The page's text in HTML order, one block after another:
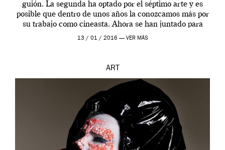
guión. La segunda ha optado por el séptimo arte y es
posible que dentro de unos años la conozcamos más por
su trabajo como cineasta. Ahora se han juntado para
contarnos una […]
13 / 01 / 2016 — VER MÁS
ART